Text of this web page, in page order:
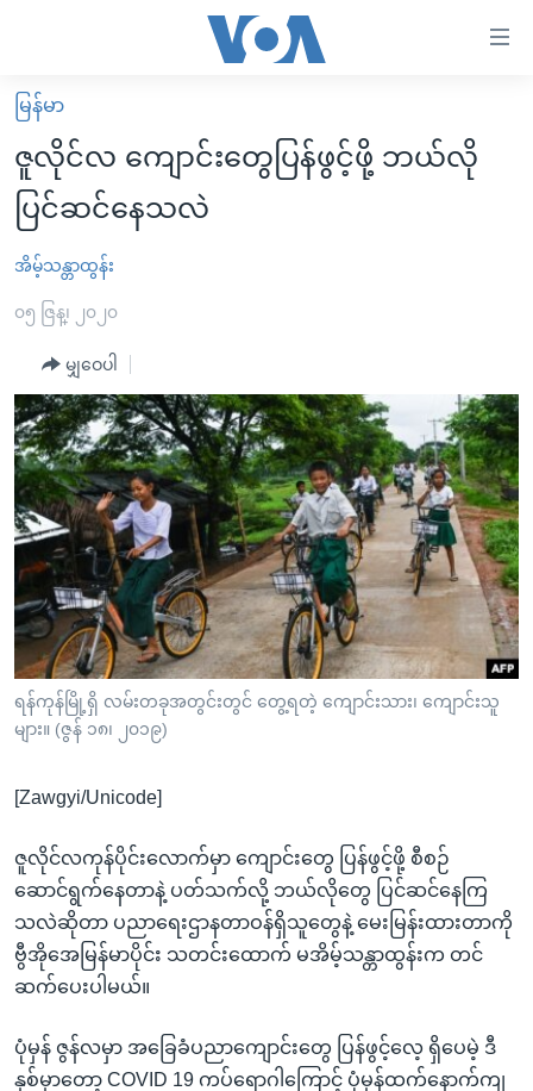
လွယ်ကူ
စေ
သည့်
Link
များ
ပင်မ
ကျော်
ကြည့်
ရန်
ပင်မ
အ
ညွန်း
စာမျက်နှာ
သို့
ကျော်
ကြည့်
ရန်
ရန်
သို့
ကျော်
ရန်
မူလစာမျက်နှာ
မြန်မာ
ကမ္ဘာ့သတင်းများ
နိုင်ငံတကာ
အမေရိကန်
အစ္စရေး-ပါလက်စတိုင်း
ဗွီဒီယို
သတင်းလွတ်လပ်ခွင့်
အင်္ဂလိပ်စာလေ့လာမယ်
အမေရိကန်သုံးအီဒီယံ
မကြေးမုံရဲ့ အင်္ဂလိပ်စာ
ရုပ်ရှင်ထဲက အင်္ဂလိပ်စာ
သုတပဒေသာ အင်္ဂလိပ်စာ
အပတ်စဉ်ကဏ္ဍများ
ရေဒီယို
တီဗွီ
ရေဒီယိုနှင့်ရုပ်သံ အချက်အလက်များ
ရေဒီယို/တီဗွီအစီအစဉ်
Learning English
ဗွီအိုအေ လူမှုကွန်ယက်များ
မြန်မာ
ဇူလိုင်လ ကျောင်းတွေပြန်ဖွင့်ဖို့ ဘယ်လို
ပြင်ဆင်နေသလဲ
အိမ့်သန္တာထွန်း
၀၅ ဇြန္၊ ၂၀၂၀
မျှဝေပါ
ရန်ကုန်မြို့ရှိ လမ်းတခုအတွင်းတွင် တွေ့ရတဲ့ ကျောင်းသား၊ ကျောင်းသူ
များ။ (ဇွန် ၁၈၊ ၂၀၁၉)
[Zawgyi/Unicode]
ဇူလိုင်လကုန်ပိုင်းလောက်မှာ ကျောင်းတွေ ပြန်ဖွင့်ဖို့ စီစဉ်
ဆောင်ရွက်နေတာနဲ့ ပတ်သက်လို့ ဘယ်လိုတွေ ပြင်ဆင်နေကြ
သလဲဆိုတာ ပညာရေးဌာနတာဝန်ရှိသူတွေနဲ့ မေးမြန်းထားတာကို
ဗွီအိုအေမြန်မာပိုင်း သတင်းထောက် မအိမ့်သန္တာထွန်းက တင်
ဆက်ပေးပါမယ်။
ပုံမှန် ဇွန်လမှာ အခြေခံပညာကျောင်းတွေ ပြန်ဖွင့်လေ့ ရှိပေမဲ့ ဒီ
နှစ်မှာတော့ COVID 19 ကပ်ရောဂါကြောင့် ပုံမှန်ထက်နောက်ကျ